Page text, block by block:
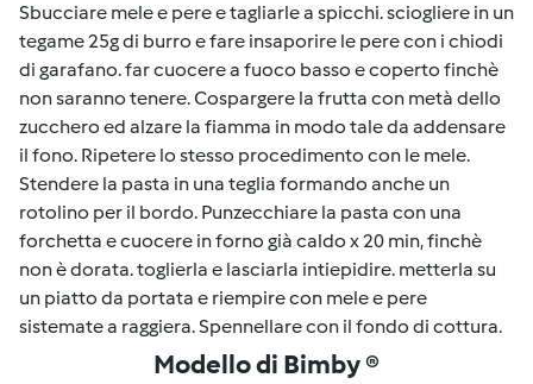
Sbucciare mele e pere e tagliarle a spicchi. sciogliere in un
tegame 25g di burro e fare insaporire le pere con i chiodi
di garafano. far cuocere a fuoco basso e coperto finchè
non saranno tenere. Cospargere la frutta con metà dello
zucchero ed alzare la fiamma in modo tale da addensare
il fono. Ripetere lo stesso procedimento con le mele.
Stendere la pasta in una teglia formando anche un
rotolino per il bordo. Punzecchiare la pasta con una
forchetta e cuocere in forno già caldo x 20 min, finchè
non è dorata. toglierla e lasciarla intiepidire. metterla su
un piatto da portata e riempire con mele e pere
sistemate a raggiera. Spennellare con il fondo di cottura.
Modello di Bimby ®